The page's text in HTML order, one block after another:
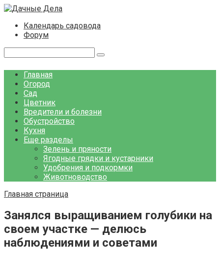
Перейти
контентуКалендарь садовода
Форум
Главная
Огород
Сад
Цветник
Вредители и болезни
Обустройство
Кухня
Еще разделы
Зелень и пряности
Ягодные грядки и кустарники
Удобрения и подкормки
Животноводство
Главная страница
Занялся выращиванием голубики на
своем участке — делюсь
наблюдениями и советами